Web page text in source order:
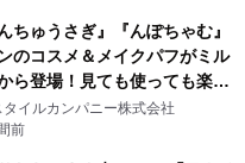
ちゅうさぎ』『んぽちゃむ』
のコスメ＆メイクパフがミル
ら登場！見ても使っても楽し
プでキュートなコレクショ
タイルカンパニー株式会社
前